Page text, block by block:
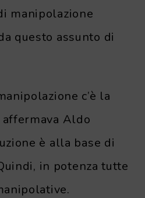
manipolazione
questo assunto di
c’è la
affermava Aldo
è alla base di
in potenza tutte